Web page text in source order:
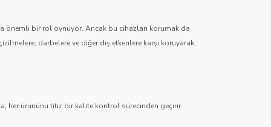
önemli bir rol oynuyor. Ancak bu cihazları korumak da
darbelere ve diğer dış etkenlere karşı koruyarak,
her ürününü titiz bir kalite kontrol sürecinden geçirir.